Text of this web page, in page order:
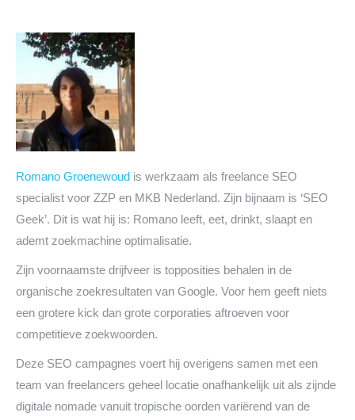
Romano Groenewoud is werkzaam als freelance SEO
specialist voor ZZP en MKB Nederland. Zijn bijnaam is ‘SEO
Geek’. Dit is wat hij is: Romano leeft, eet, drinkt, slaapt en
ademt zoekmachine optimalisatie.
Zijn voornaamste drijfveer is topposities behalen in de
organische zoekresultaten van Google. Voor hem geeft niets
een grotere kick dan grote corporaties aftroeven voor
competitieve zoekwoorden.
Deze SEO campagnes voert hij overigens samen met een
team van freelancers geheel locatie onafhankelijk uit als zijnde
digitale nomade vanuit tropische oorden variërend van de